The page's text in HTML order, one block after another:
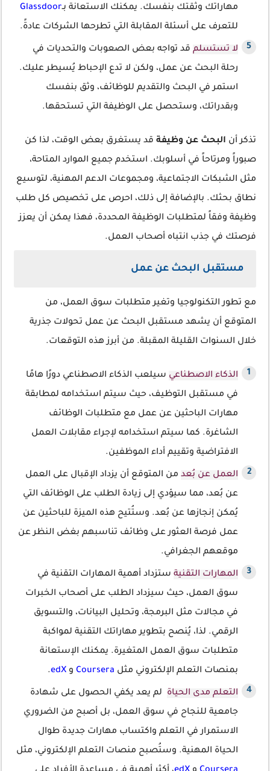
مهاراتك وثقتك بنفسك. يمكنك الاستعانة بـGlassdoor
للتعرف على أسئلة المقابلة التي تطرحها الشركات عادةً.
لا تستسلم قد تواجه بعض الصعوبات والتحديات في
رحلة البحث عن عمل، ولكن لا تدع الإحباط يُسيطر عليك.
استمر في البحث والتقديم للوظائف، وثق بنفسك
وبقدراتك، وستحصل على الوظيفة التي تستحقها.
تذكر أن البحث عن وظيفة قد يستغرق بعض الوقت، لذا كن
صبوراً ومرتاحاً في أسلوبك. استخدم جميع الموارد المتاحة،
مثل الشبكات الاجتماعية، ومجموعات الدعم المهنية، لتوسيع
نطاق بحثك. بالإضافة إلى ذلك، احرص على تخصيص كل طلب
وظيفة وفقاً لمتطلبات الوظيفة المحددة، فهذا يمكن أن يعزز
فرصتك في جذب انتباه أصحاب العمل.
مستقبل البحث عن عمل
مع تطور التكنولوجيا وتغير متطلبات سوق العمل، من
المتوقع أن يشهد مستقبل البحث عن عمل تحولات جذرية
خلال السنوات القليلة المقبلة. من أبرز هذه التوقعات.
الذكاء الاصطناعي سيلعب الذكاء الاصطناعي دورًا هامًا
في مستقبل التوظيف، حيث سيتم استخدامه لمطابقة
مهارات الباحثين عن عمل مع متطلبات الوظائف
الشاغرة. كما سيتم استخدامه لإجراء مقابلات العمل
الافتراضية وتقييم أداء الموظفين.
العمل عن بُعد من المتوقع أن يزداد الإقبال على العمل
عن بُعد، مما سيؤدي إلى زيادة الطلب على الوظائف التي
يُمكن إنجازها عن بُعد. وستُتيح هذه الميزة للباحثين عن
عمل فرصة العثور على وظائف تناسبهم بغض النظر عن
موقعهم الجغرافي.
المهارات التقنية ستزداد أهمية المهارات التقنية في
سوق العمل، حيث سيزداد الطلب على أصحاب الخبرات
في مجالات مثل البرمجة، وتحليل البيانات، والتسويق
الرقمي. لذا، يُنصح بتطوير مهاراتك التقنية لمواكبة
متطلبات سوق العمل المتغيرة. يمكنك الإستعانة
بمنصات التعلم الإلكتروني مثل Coursera و edX
.
التعلم مدى الحياة لم يعد يكفي الحصول على شهادة
جامعية للنجاح في سوق العمل، بل أصبح من الضروري
الاستمرار في التعلم واكتساب مهارات جديدة طوال
الحياة المهنية. وستُصبح منصات التعلم الإلكتروني، مثل